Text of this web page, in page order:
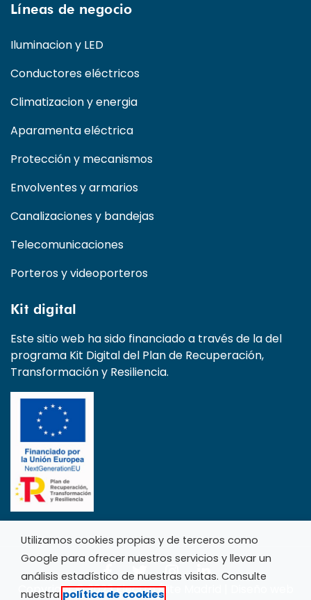
Líneas de negocio
Iluminacion y LED
Conductores eléctricos
Climatizacion y energia
Aparamenta eléctrica
Protección y mecanismos
Envolventes y armarios
Canalizaciones y bandejas
Telecomunicaciones
Porteros y videoporteros
Kit digital
Este sitio web ha sido financiado a través de la del
programa Kit Digital del Plan de Recuperación,
Transformación y Resiliencia.
Copyright © 2023 Electro Élite Madrid | Diseño web
Utilizamos cookies propias y de terceros como
Google para ofrecer nuestros servicios y llevar un
análisis estadístico de nuestras visitas. Consulte
nuestra política de cookies